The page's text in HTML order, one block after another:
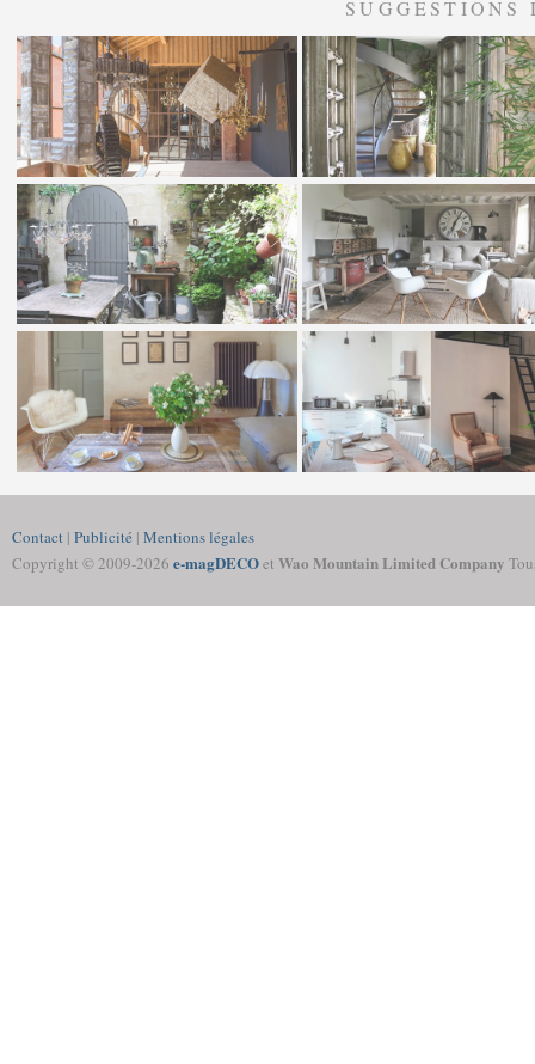
Contact | Publicité | Mentions légales
Copyright © 2009-2026 e-magDECOet Wao Mountain Limited Company